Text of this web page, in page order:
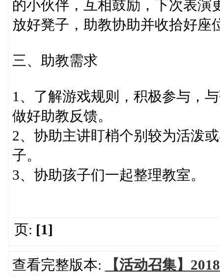
的小伙伴，互相鼓励，下次表演
放好凳子，助教协助并收拾好座
三、助教需求
1、了解游戏规则，积极参与，
做好助教反馈。
2、协助主讲盯梢个别较为活泼
子。
3、协助孩子们一起整理教室。
页: [1]
查看完整版本:
【活动召集】